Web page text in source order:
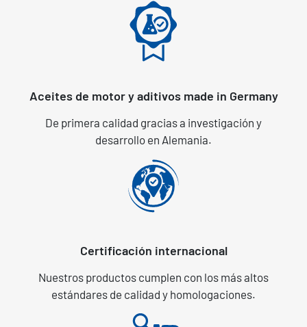
Aceites de motor y aditivos made in Germany
De primera calidad gracias a investigación y
desarrollo en Alemania.
Certificación internacional
Nuestros productos cumplen con los más altos
estándares de calidad y homologaciones.